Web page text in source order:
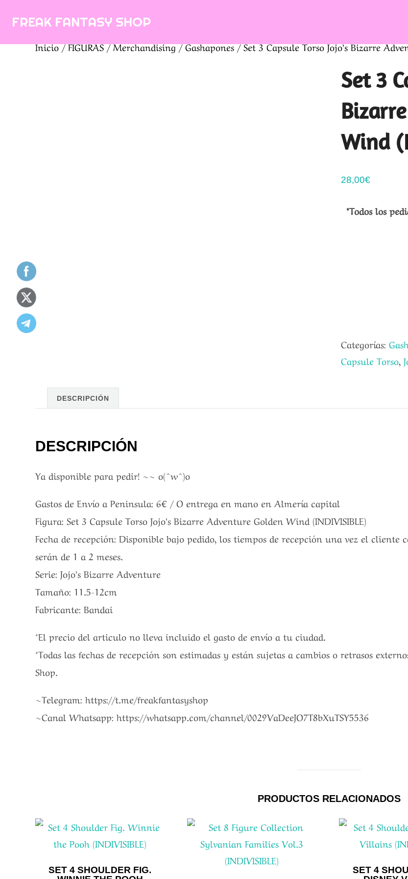
contenido
FREAK FANTASY SHOP
Inicio/FIGURAS/Merchandising/Gashapones/ Set 3 Capsule Torso Jojo’s Bizarre
Set 3
Wind
28,00€
*Todos los
Categorías:
Capsule Torso,
DESCRIPCIÓN
DESCRIPCIÓN
Ya disponible para pedir! ~~ o(^w^)o
Gastos de Envío a Peninsula: 6€ / O entrega en mano en Almería capital
Figura: Set 3 Capsule Torso Jojo’s Bizarre Adventure Golden Wind (INDIVISIBLE)
Fecha de recepción: Disponible bajo pedido, los tiempos de recepción una vez el cliente
serán de 1 a 2 meses.
Serie: Jojo’s Bizarre Adventure
Tamaño: 11.5-12cm
Fabricante: Bandai
*El precio del articulo no lleva incluido el gasto de envío a tu ciudad.
*Todas las fechas de recepción son estimadas y están sujetas a cambios o retrasos
Shop.
~Telegram: https://t.me/freakfantasyshop
~Canal Whatsapp: https://whatsapp.com/channel/0029VaDeeJO7T8bXuTSY5536
PRODUCTOS RELACIONADOS
SET 4 SHOULDER FIG.
SET 4